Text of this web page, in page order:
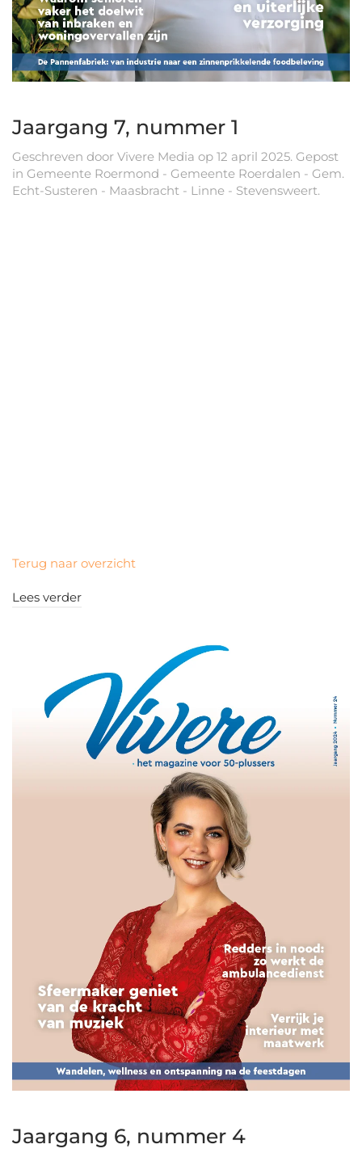
Jaargang 7, nummer 1
Geschreven door Vivere Media op 12 april 2025. Gepost
in Gemeente Roermond - Gemeente Roerdalen - Gem.
Echt-Susteren - Maasbracht - Linne - Stevensweert.
Terug naar overzicht
Lees verder
Jaargang 6, nummer 4